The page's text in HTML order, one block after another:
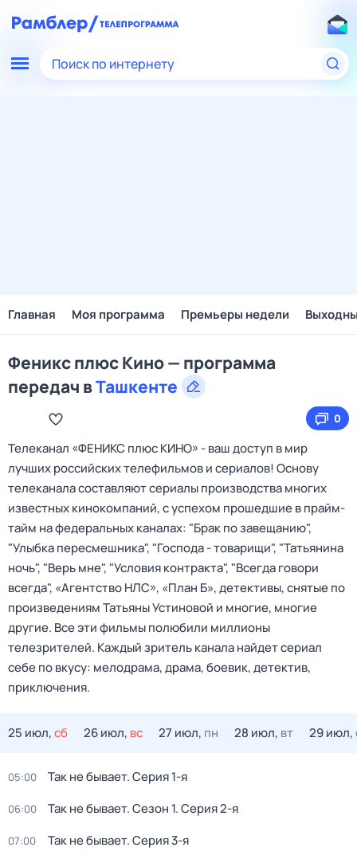
Поиск по интернету
Главная Моя программа Премьеры недели
Феникс плюс Кино — программа
передач вТашкенте
0
Телеканал «ФЕНИКС плюс КИНО» - ваш доступ в мир
лучших российских телефильмов и сериалов! Основу
телеканала составляют сериалы производства многих
известных кинокомпаний, с успехом прошедшие в прайм-
тайм на федеральных каналах: "Брак по завещанию",
"Улыбка пересмешника", "Господа - товарищи", "Татьянина
ночь", "Верь мне", "Условия контракта", "Всегда говори
всегда", «Агентство НЛС», «План Б», детективы, снятые по
произведениям Татьяны Устиновой и многие, многие
другие. Все эти фильмы полюбили миллионы
телезрителей. Каждый зритель канала найдет сериал
себе по вкусу: мелодрама, драма, боевик, детектив,
приключения.
25 июл,сб 26 июл, вс 27 июл, пн 28 июл, вт 29 июл,
05:00 Так не бывает. Серия 1-я
06:00 Так не бывает. Сезон 1. Серия 2-я
07:00 Так не бывает. Серия 3-я